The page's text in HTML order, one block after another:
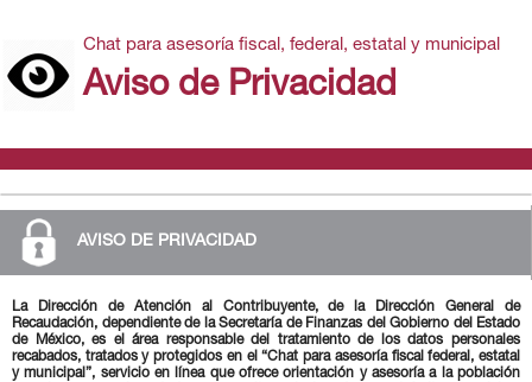
Chat para asesoría fiscal, federal, estatal y municipal
Aviso de Privacidad
AVISO DE PRIVACIDAD
La Dirección de Atención al Contribuyente, de la Dirección General de
Recaudación, dependiente de la Secretaría de Finanzas del Gobierno del Estado
de México, es el área responsable del tratamiento de los datos personales
recabados, tratados y protegidos en el “Chat para asesoría fiscal federal, estatal
y municipal”, servicio en línea que ofrece orientación y asesoría a la población